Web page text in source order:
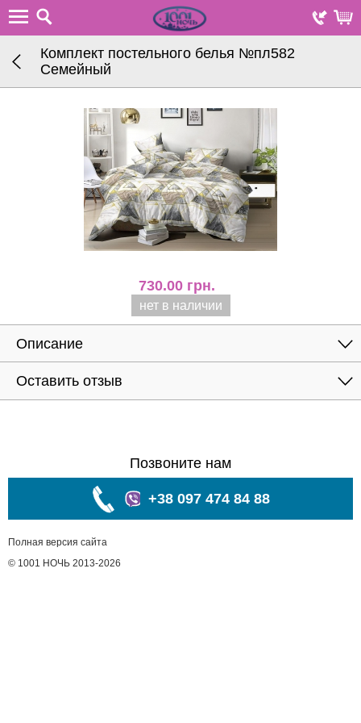
Комплект постельного белья №пл582
Семейный
730.00 грн.
нет в наличии
Описание
Оставить отзыв
Позвоните нам
+38 097 474 84 88
Полная версия сайта
© 1001 НОЧЬ 2013-2026